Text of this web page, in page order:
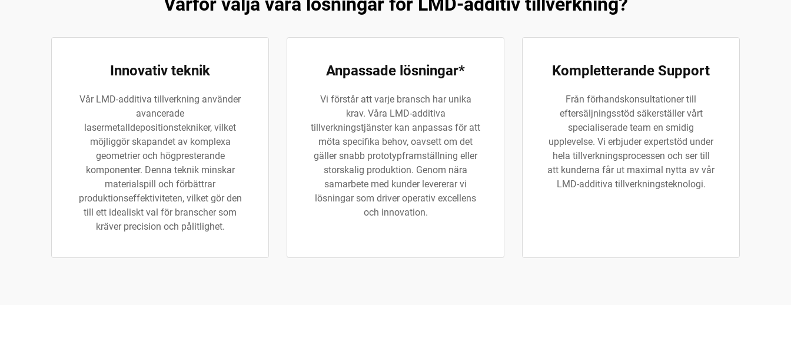
Innovativ teknik
Vår LMD-additiva tillverkning använder
avancerade
lasermetalldepositionstekniker, vilket
möjliggör skapandet av komplexa
geometrier och högpresterande
komponenter. Denna teknik minskar
materialspill och förbättrar
produktionseffektiviteten, vilket gör den
till ett idealiskt val för branscher som
kräver precision och pålitlighet.
Anpassade lösningar*
Vi förstår att varje bransch har unika
krav. Våra LMD-additiva
tillverkningstjänster kan anpassas för att
möta specifika behov, oavsett om det
gäller snabb prototypframställning eller
storskalig produktion. Genom nära
samarbete med kunder levererar vi
lösningar som driver operativ excellens
och innovation.
Kompletterande Support
Från förhandskonsultationer till
eftersäljningsstöd säkerställer vårt
specialiserade team en smidig
upplevelse. Vi erbjuder expertstöd under
hela tillverkningsprocessen och ser till
att kunderna får ut maximal nytta av vår
LMD-additiva tillverkningsteknologi.